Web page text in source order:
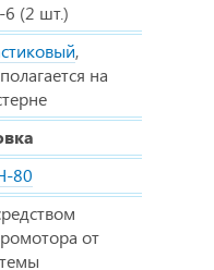
(2 шт.)
,
на
80
от